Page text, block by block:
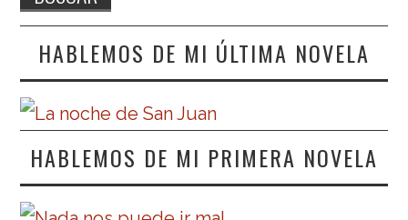
HABLEMOS DE MI ÚLTIMA NOVELA
HABLEMOS DE MI PRIMERA NOVELA